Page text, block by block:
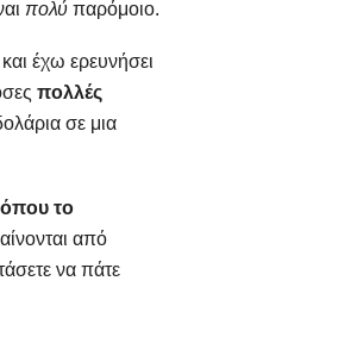
πολύ παρόμοιο.
έχω ερευνήσει
πολλές
σε μια
το
από
να πάτε